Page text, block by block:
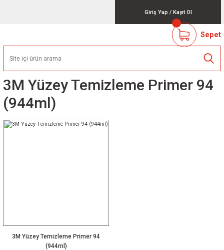
Giriş Yap / Kayıt Ol
Sepet
3M Yüzey Temizleme Primer 94
(944ml)
3M Yüzey Temizleme Primer 94
(944ml)